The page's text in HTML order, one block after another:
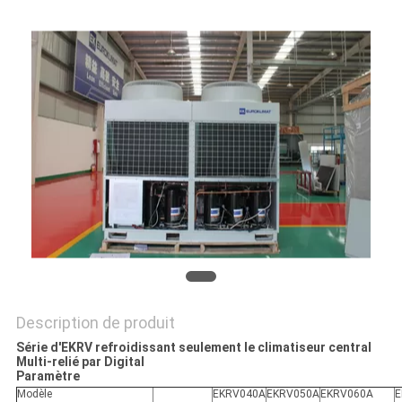
NEWS
PLAN
PRIVACY
POLICY
Description de produit
Série d'EKRV refroidissant seulement le climatiseur central
Multi-relié par Digital
Paramètre
Modèle EKRV040A EKRV050A EKRV060A